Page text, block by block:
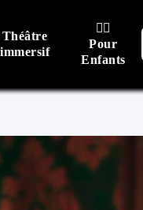
Théâtre
immersif
🙋‍♂️
Pour
Enfants